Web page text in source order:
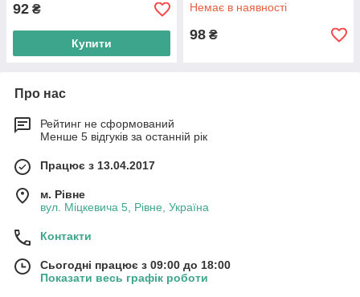
92 ₴
Купити
Немає в наявності
98 ₴
Про нас
Рейтинг не сформований
Менше 5 відгуків за останній рік
Працює з 13.04.2017
м. Рівне
вул. Міцкевича 5, Рівне, Україна
Контакти
Сьогодні працює з 09:00 до 18:00
Показати весь графік роботи